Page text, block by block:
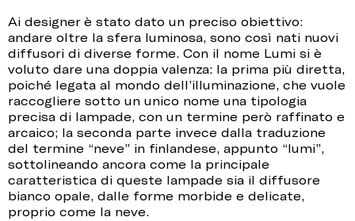
Ai designer è stato dato un preciso obiettivo:
andare oltre la sfera luminosa, sono così nati nuovi
diffusori di diverse forme. Con il nome Lumi si è
voluto dare una doppia valenza: la prima più diretta,
poiché legata al mondo dell’illuminazione, che vuole
raccogliere sotto un unico nome una tipologia
precisa di lampade, con un termine però raffinato e
arcaico; la seconda parte invece dalla traduzione
del termine “neve” in finlandese, appunto “lumi”,
sottolineando ancora come la principale
caratteristica di queste lampade sia il diffusore
bianco opale, dalle forme morbide e delicate,
proprio come la neve.